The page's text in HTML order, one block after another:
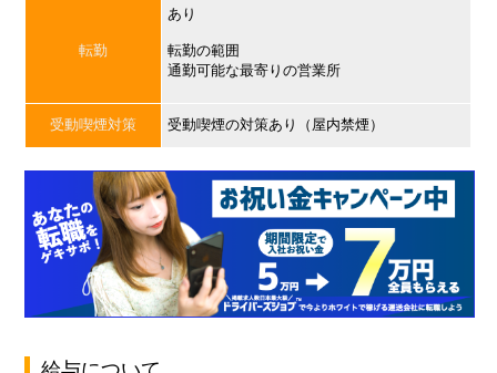
転勤
あり
転勤の範囲
通勤可能な最寄りの営業所
受動喫煙対策 受動喫煙の対策あり（屋内禁煙）